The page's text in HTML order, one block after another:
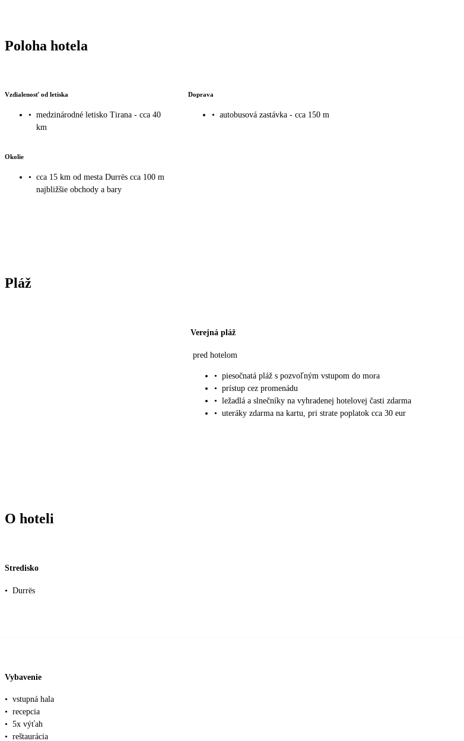
Poloha hotela
Vzdialenosť od letiska
• medzinárodné letisko Tirana - cca 40
km
Doprava
• autobusová zastávka - cca 150 m
Okolie
• cca 15 km od mesta Durrës cca 100 m
najbližšie obchody a bary
Pláž
Verejná pláž
pred hotelom
• piesočnatá pláž s pozvoľným vstupom do mora
• prístup cez promenádu
• ležadlá a slnečníky na vyhradenej hotelovej časti zdarma
• uteráky zdarma na kartu, pri strate poplatok cca 30 eur
O hoteli
Stredisko
• Durrës
Vybavenie
• vstupná hala
• recepcia
• 5x výťah
• reštaurácia